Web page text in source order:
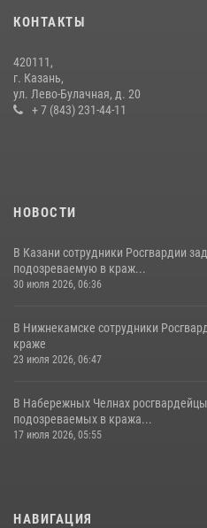
В Нижнекамске сотрудники
в краже из магазина
10 июля 2026, 12:50
КОНТАКТЫ
420111,
г. Казань,
ул. Лево-Булачная, д. 20
+ 7 (843) 231-44-11
НОВОСТИ
В Казани сотрудники Росгвардии
подозреваемую в краж...
30 июля 2026, 06:36
В Нижнекамске сотрудники
краже
23 июля 2026, 06:47
В Набережных Челнах
подозреваемых в кража...
17 июля 2026, 05:55
НАВИГАЦИЯ